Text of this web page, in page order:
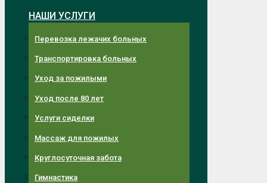
НАШИ УСЛУГИ
Перевозка лежачих больных
Транспортировка больных
Уход за пожилыми
Уход после 80 лет
Услуги сиделки
Массаж для пожилых
Круглосуточная забота
Гимнастика